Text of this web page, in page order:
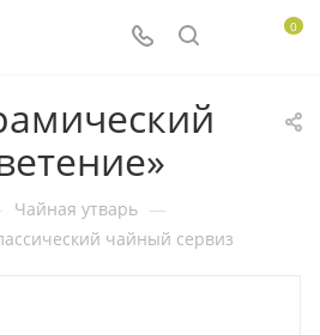
0
Чайная утварь —
чайный сервиз